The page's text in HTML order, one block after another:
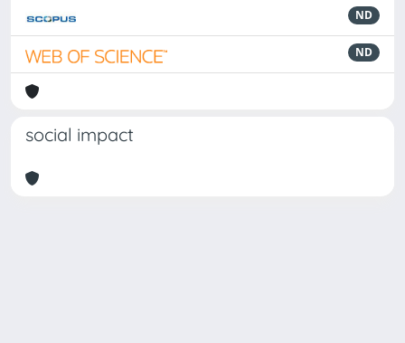
ND
ND
social impact